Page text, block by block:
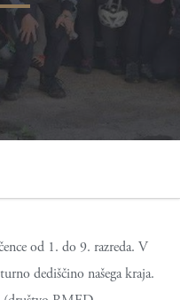
od 1. do 9. razreda. V
dediščino našega kraja.